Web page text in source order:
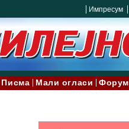
Импресум
Писма Мали огласи Форум